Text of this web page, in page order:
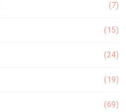
(7)
(15)
(24)
(19)
(69)